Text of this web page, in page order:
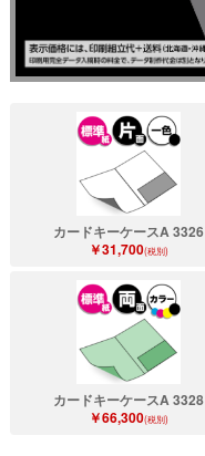
カードキーケースA 3326
￥31,700(税別)
カードキーケースA 3328
￥66,300(税別)